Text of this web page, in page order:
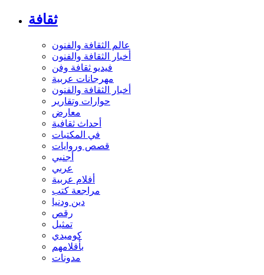
ثقافة
عالم الثقافة والفنون
أخبار الثقافة والفنون
فيديو ثقافة وفن
مهرجانات عربية
أخبار الثقافة والفنون
حوارات وتقارير
معارض
أحداث ثقافية
في المكتبات
قصص وروايات
أجنبي
عربي
أفلام عربية
مراجعة كتب
دين ودنيا
رقص
تمثيل
كوميدي
بأقلامهم
مدونات